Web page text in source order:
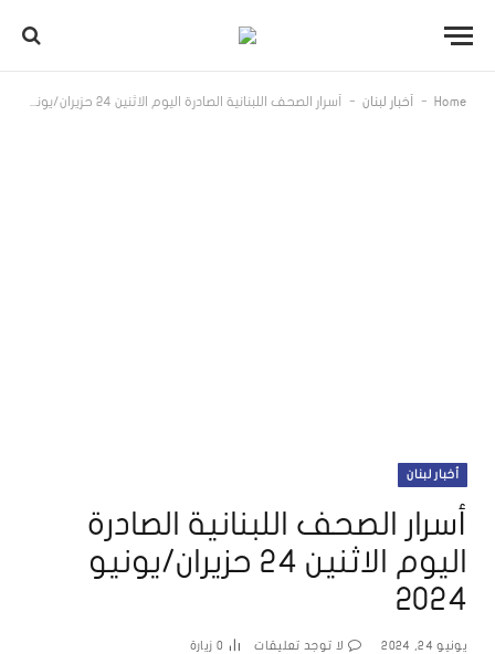
Home
- أخبار لبنان - أسرار الصحف اللبنانية الصادرة اليوم الاثنين 24 حزيران/يونيو 2024
أخبار لبنان
أسرار الصحف اللبنانية الصادرة
اليوم الاثنين 24 حزيران/يونيو
2024
يونيو 24, 2024 لا توجد تعليقات 0 زيارة